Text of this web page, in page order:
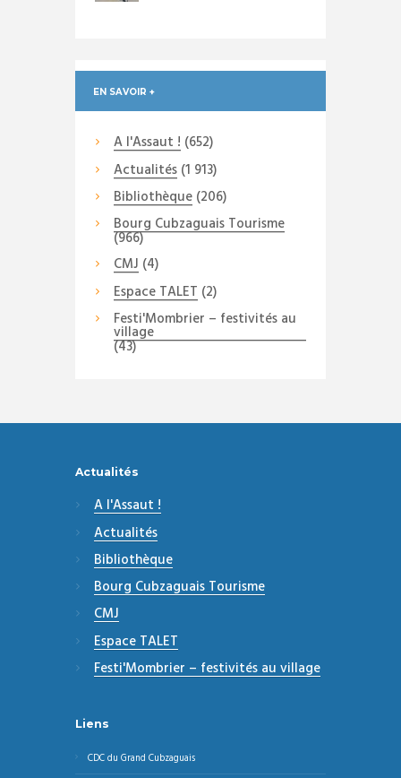
EN SAVOIR +
A l'Assaut ! (652)
Actualités(1 913)
Bibliothèque(206)
Bourg Cubzaguais Tourisme
(966)
CMJ (4)
Espace TALET (2)
Festi'Mombrier – festivités au
village
(43)
Actualités
A l'Assaut !
Actualités
Bibliothèque
Bourg Cubzaguais Tourisme
CMJ
Espace TALET
Festi'Mombrier – festivités au village
Liens
CDC du Grand Cubzaguais